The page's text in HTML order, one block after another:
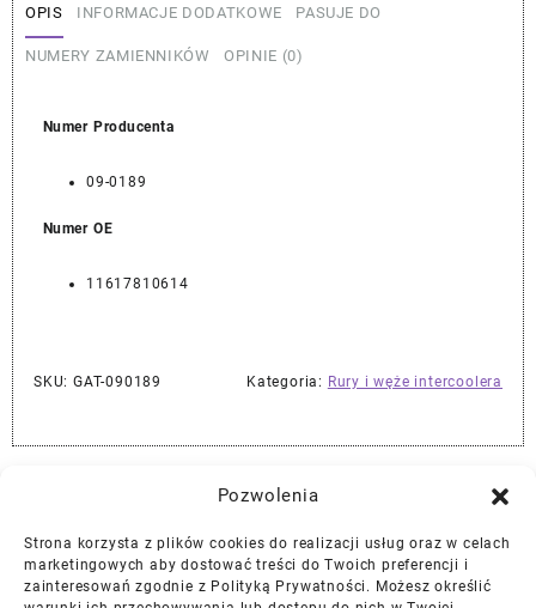
Pozwolenia
Strona korzysta z plików cookies do realizacji usług oraz w celach
marketingowych aby dostować treści do Twoich preferencji i
zainteresowań zgodnie z Polityką Prywatności. Możesz określić
OPIS INFORMACJE DODATKOWE PASUJE DO
NUMERY ZAMIENNIKÓW OPINIE (0)
Numer Producenta
09-0189
Numer OE
11617810614
SKU: GAT-090189 Kategoria: Rury i węże intercoolera
Najlepszej Jakości Części Samochodowe z Gwarancją Dożywotnią!*
Gwarancja i Zwroty